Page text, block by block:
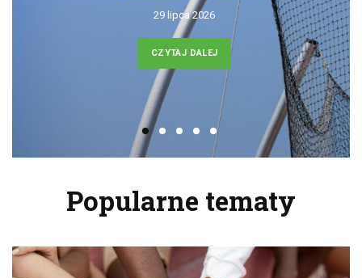
29 lipca 2026
CZYTAJ DALEJ
Popularne tematy